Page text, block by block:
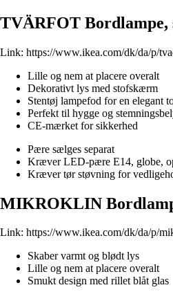
TVÄRFOT Bordlampe,
Link: https://www.ikea.com/dk/da/p/
Lille og nem at placere overalt
Dekorativt lys med stofskærm
Stentøj lampefod for en elegant
Perfekt til hygge og
CE-mærket for sikkerhed
Pære sælges separat
Kræver LED-pære E14, globe,
Kræver tør støvning for
MIKROKLIN
Link: https://www.ikea.com/dk/da/p/
Skaber varmt og blødt lys
Lille og nem at placere overalt
Smukt design med rillet blåt glas